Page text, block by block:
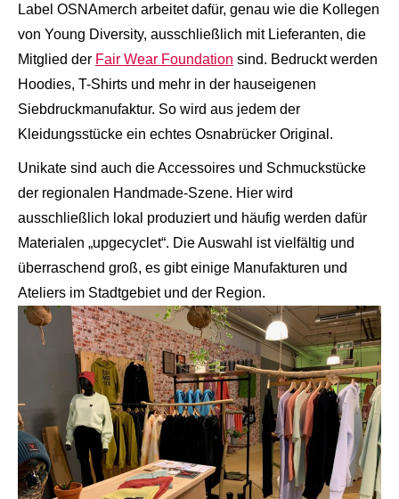
Label OSNAmerch arbeitet dafür, genau wie die Kollegen
von Young Diversity, ausschließlich mit Lieferanten, die
Mitglied der Fair Wear Foundation sind. Bedruckt werden
Hoodies, T-Shirts und mehr in der hauseigenen
Siebdruckmanufaktur. So wird aus jedem der
Kleidungsstücke ein echtes Osnabrücker Original.
Unikate sind auch die Accessoires und Schmuckstücke
der regionalen Handmade-Szene. Hier wird
ausschließlich lokal produziert und häufig werden dafür
Materialen „upgecyclet“. Die Auswahl ist vielfältig und
überraschend groß, es gibt einige Manufakturen und
Ateliers im Stadtgebiet und der Region.